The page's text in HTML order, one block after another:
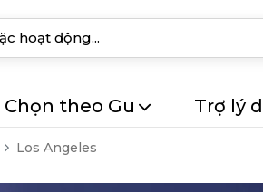
Chọn theo Gu Trợ lý
Los Angeles